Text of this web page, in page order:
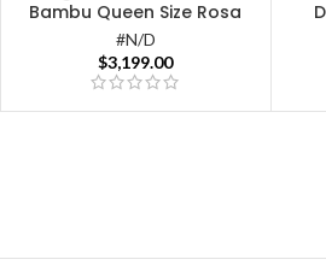
Bambu Queen Size Rosa
#N/D
$3,199.00